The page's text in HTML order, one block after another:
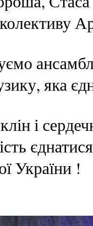
яка
і
України !